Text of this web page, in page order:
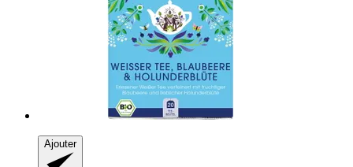
Ajouter